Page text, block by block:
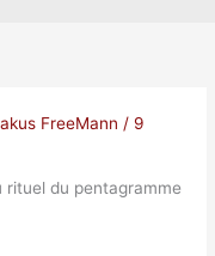
FreeMann / 9
rituel du pentagramme